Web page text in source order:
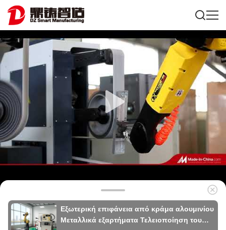
Εξωτερική επιφάνεια από κράμα αλουμινίου
Μεταλλικά εξαρτήματα Τελειοποίηση του